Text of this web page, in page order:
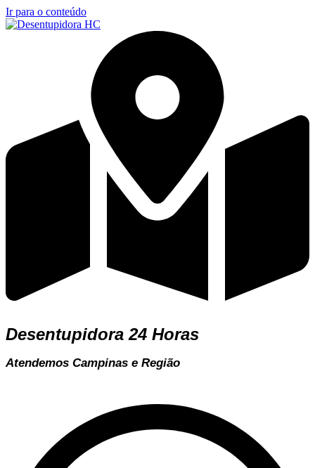
Ir para o conteúdo
Desentupidora 24 Horas
Atendemos Campinas e Região